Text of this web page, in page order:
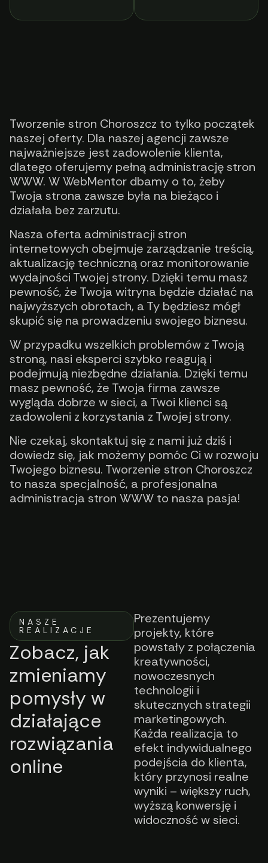
Tworzenie stron Choroszcz to tylko początek
naszej oferty. Dla naszej agencji zawsze
najważniejsze jest zadowolenie klienta,
dlatego oferujemy pełną administrację stron
WWW. W WebMentor dbamy o to, żeby
Twoja strona zawsze była na bieżąco i
działała bez zarzutu.
Nasza oferta administracji stron
internetowych obejmuje zarządzanie treścią,
aktualizację techniczną oraz monitorowanie
wydajności Twojej strony. Dzięki temu masz
pewność, że Twoja witryna będzie działać na
najwyższych obrotach, a Ty będziesz mógł
skupić się na prowadzeniu swojego biznesu.
W przypadku wszelkich problemów z Twoją
stroną, nasi eksperci szybko reagują i
podejmują niezbędne działania. Dzięki temu
masz pewność, że Twoja firma zawsze
wygląda dobrze w sieci, a Twoi klienci są
zadowoleni z korzystania z Twojej strony.
Nie czekaj, skontaktuj się z nami już dziś i
dowiedz się, jak możemy pomóc Ci w rozwoju
Twojego biznesu. Tworzenie stron Choroszcz
to nasza specjalność, a profesjonalna
administracja stron WWW to nasza pasja!
NASZE
REALIZACJE
Zobacz, jak
zmieniamy
pomysły w
działające
rozwiązania
online
Prezentujemy
projekty, które
powstały z połączenia
kreatywności,
nowoczesnych
technologii i
skutecznych strategii
marketingowych.
Każda realizacja to
efekt indywidualnego
podejścia do klienta,
który przynosi realne
wyniki – większy ruch,
wyższą konwersję i
widoczność w sieci.